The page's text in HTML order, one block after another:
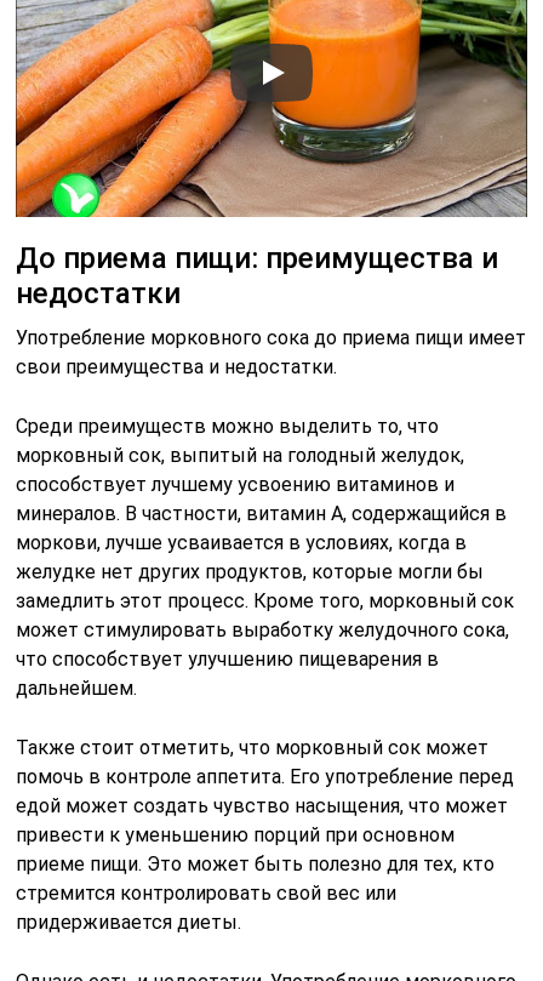
До приема пищи: преимущества и
недостатки
Употребление морковного сока до приема пищи имеет
свои преимущества и недостатки.
Среди преимуществ можно выделить то, что
морковный сок, выпитый на голодный желудок,
способствует лучшему усвоению витаминов и
минералов. В частности, витамин А, содержащийся в
моркови, лучше усваивается в условиях, когда в
желудке нет других продуктов, которые могли бы
замедлить этот процесс. Кроме того, морковный сок
может стимулировать выработку желудочного сока,
что способствует улучшению пищеварения в
дальнейшем.
Также стоит отметить, что морковный сок может
помочь в контроле аппетита. Его употребление перед
едой может создать чувство насыщения, что может
привести к уменьшению порций при основном
приеме пищи. Это может быть полезно для тех, кто
стремится контролировать свой вес или
придерживается диеты.